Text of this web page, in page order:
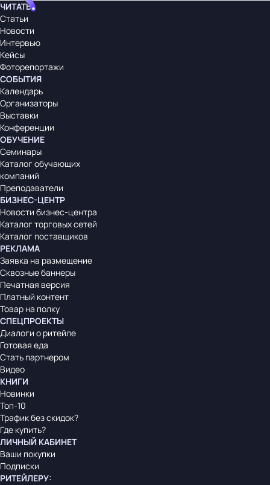
ЧИТАТЬ
Статьи
Новости
Интервью
Кейсы
Фоторепортажи
СОБЫТИЯ
Календарь
Организаторы
Выставки
Конференции
ОБУЧЕНИЕ
Семинары
Каталог обучающих
компаний
Преподаватели
БИЗНЕС-ЦЕНТР
Новости бизнес-центра
Каталог торговых сетей
Каталог поставщиков
РЕКЛАМА
Заявка на размещение
Сквозные баннеры
Печатная версия
Платный контент
Товар на полку
СПЕЦПРОЕКТЫ
Диалоги о ритейле
Готовая еда
Стать партнером
Видео
КНИГИ
Новинки
Топ-10
Трафик без скидок?
Где купить?
ЛИЧНЫЙ КАБИНЕТ
Ваши покупки
Подписки
РИТЕЙЛЕРУ: